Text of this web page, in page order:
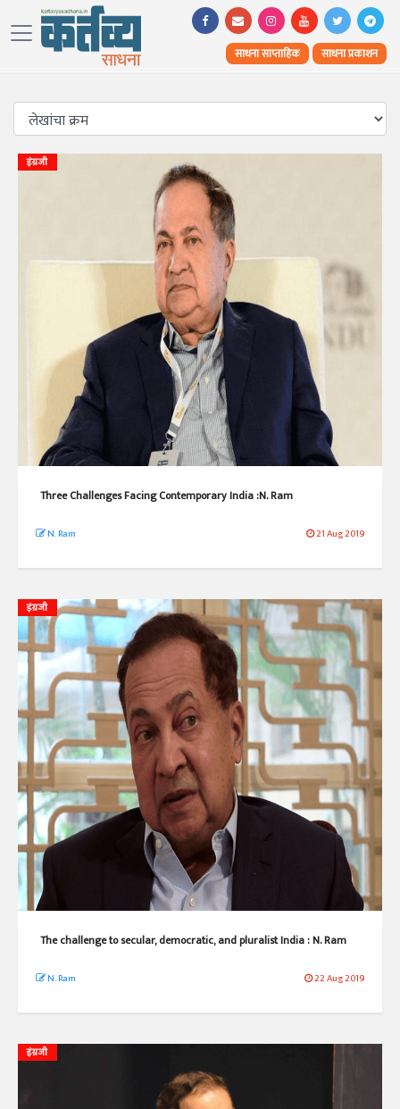
साधना साप्ताहिक साधना प्रकाशन
इंग्रजी
Three Challenges Facing Contemporary India :N. Ram
N. Ram 21 Aug 2019
इंग्रजी
The challenge to secular, democratic, and pluralist India : N. Ram
N. Ram 22 Aug 2019
इंग्रजी